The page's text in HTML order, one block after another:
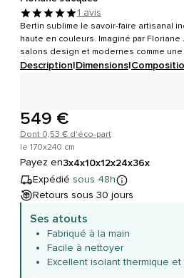
1 avis
Bertin sublime le savoir-faire artisanal
haute en couleurs. Imaginé par
salons design et modernes comme
Description|Dimensions|
549 €
Dont 0,53 € d'éco-part
le 170x240 cm
Payez en3x4x10x12x24x36x
Expédié sous 48h
Retours sous 30 jours
Ses atouts
Fabriqué à la main
Facile à nettoyer
Excellent isolant thermique